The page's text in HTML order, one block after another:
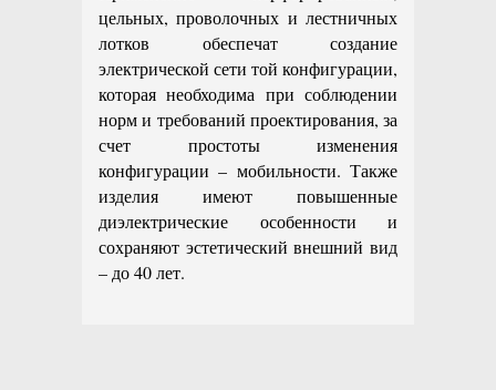
цельных, проволочных и лестничных
лотков обеспечат создание
электрической сети той конфигурации,
которая необходима при соблюдении
норм и требований проектирования, за
счет простоты изменения
конфигурации – мобильности. Также
изделия имеют повышенные
диэлектрические особенности и
сохраняют эстетический внешний вид
– до 40 лет.